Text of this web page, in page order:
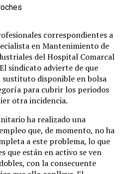
correspondientes a
en Mantenimiento de
del Hospital Comarcal
sindicato advierte de que
disponible en bolsa
para cubrir los periodos
otra incidencia.
ha realizado una
que, de momento, no ha
a este problema, lo que
que están en activo se ven
con la consecuente